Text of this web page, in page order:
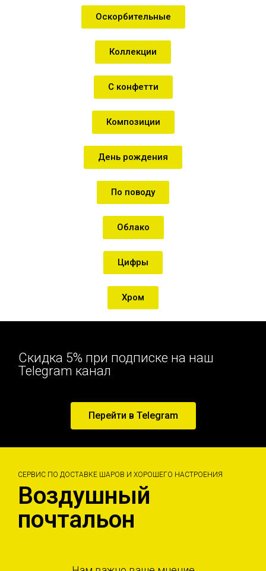
Оскорбительные
Коллекции
С конфетти
Композиции
День рождения
По поводу
Облако
Цифры
Хром
Скидка 5% при подписке на наш
Telegram канал
Перейти в Telegram
СЕРВИС ПО ДОСТАВКЕ ШАРОВ И ХОРОШЕГО НАСТРОЕНИЯ
Воздушный
почтальон